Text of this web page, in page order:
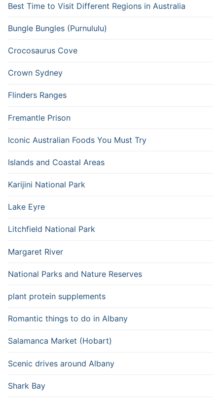
Best Time to Visit Different Regions in Australia
Bungle Bungles (Purnululu)
Crocosaurus Cove
Crown Sydney
Flinders Ranges
Fremantle Prison
Iconic Australian Foods You Must Try
Islands and Coastal Areas
Karijini National Park
Lake Eyre
Litchfield National Park
Margaret River
National Parks and Nature Reserves
plant protein supplements
Romantic things to do in Albany
Salamanca Market (Hobart)
Scenic drives around Albany
Shark Bay